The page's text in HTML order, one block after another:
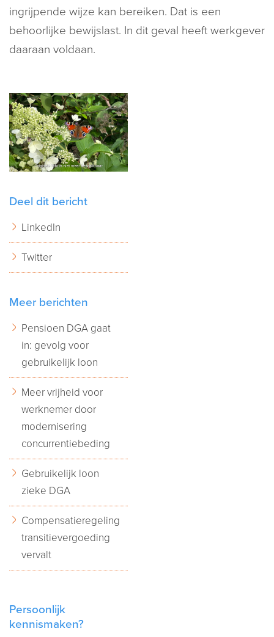
ingrijpende wijze kan bereiken. Dat is een
behoorlijke bewijslast. In dit geval heeft werkgever
daaraan voldaan.
Deel dit bericht
LinkedIn
Twitter
Meer berichten
Pensioen DGA gaat
in: gevolg voor
gebruikelijk loon
Meer vrijheid voor
werknemer door
modernisering
concurrentiebeding
Gebruikelijk loon
zieke DGA
Compensatieregeling
transitievergoeding
vervalt
Persoonlijk
kennismaken?